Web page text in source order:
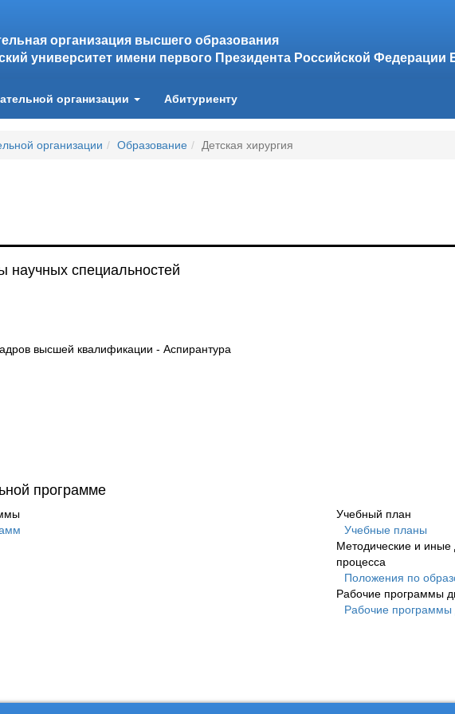
организация высшего образования
университет имени первого Президента Российской Федерации
организации Абитуриенту
организации Образование Детская хирургия
специальностей
высшей квалификации - Аспирантура
программе
Учебный план
Учебные планы
Методические и иные
процесса
Положения по
Рабочие программы
Рабочие программы